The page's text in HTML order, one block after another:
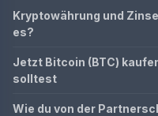
Kryptowährung und
es?
Jetzt Bitcoin (BTC)
solltest
Wie du von der